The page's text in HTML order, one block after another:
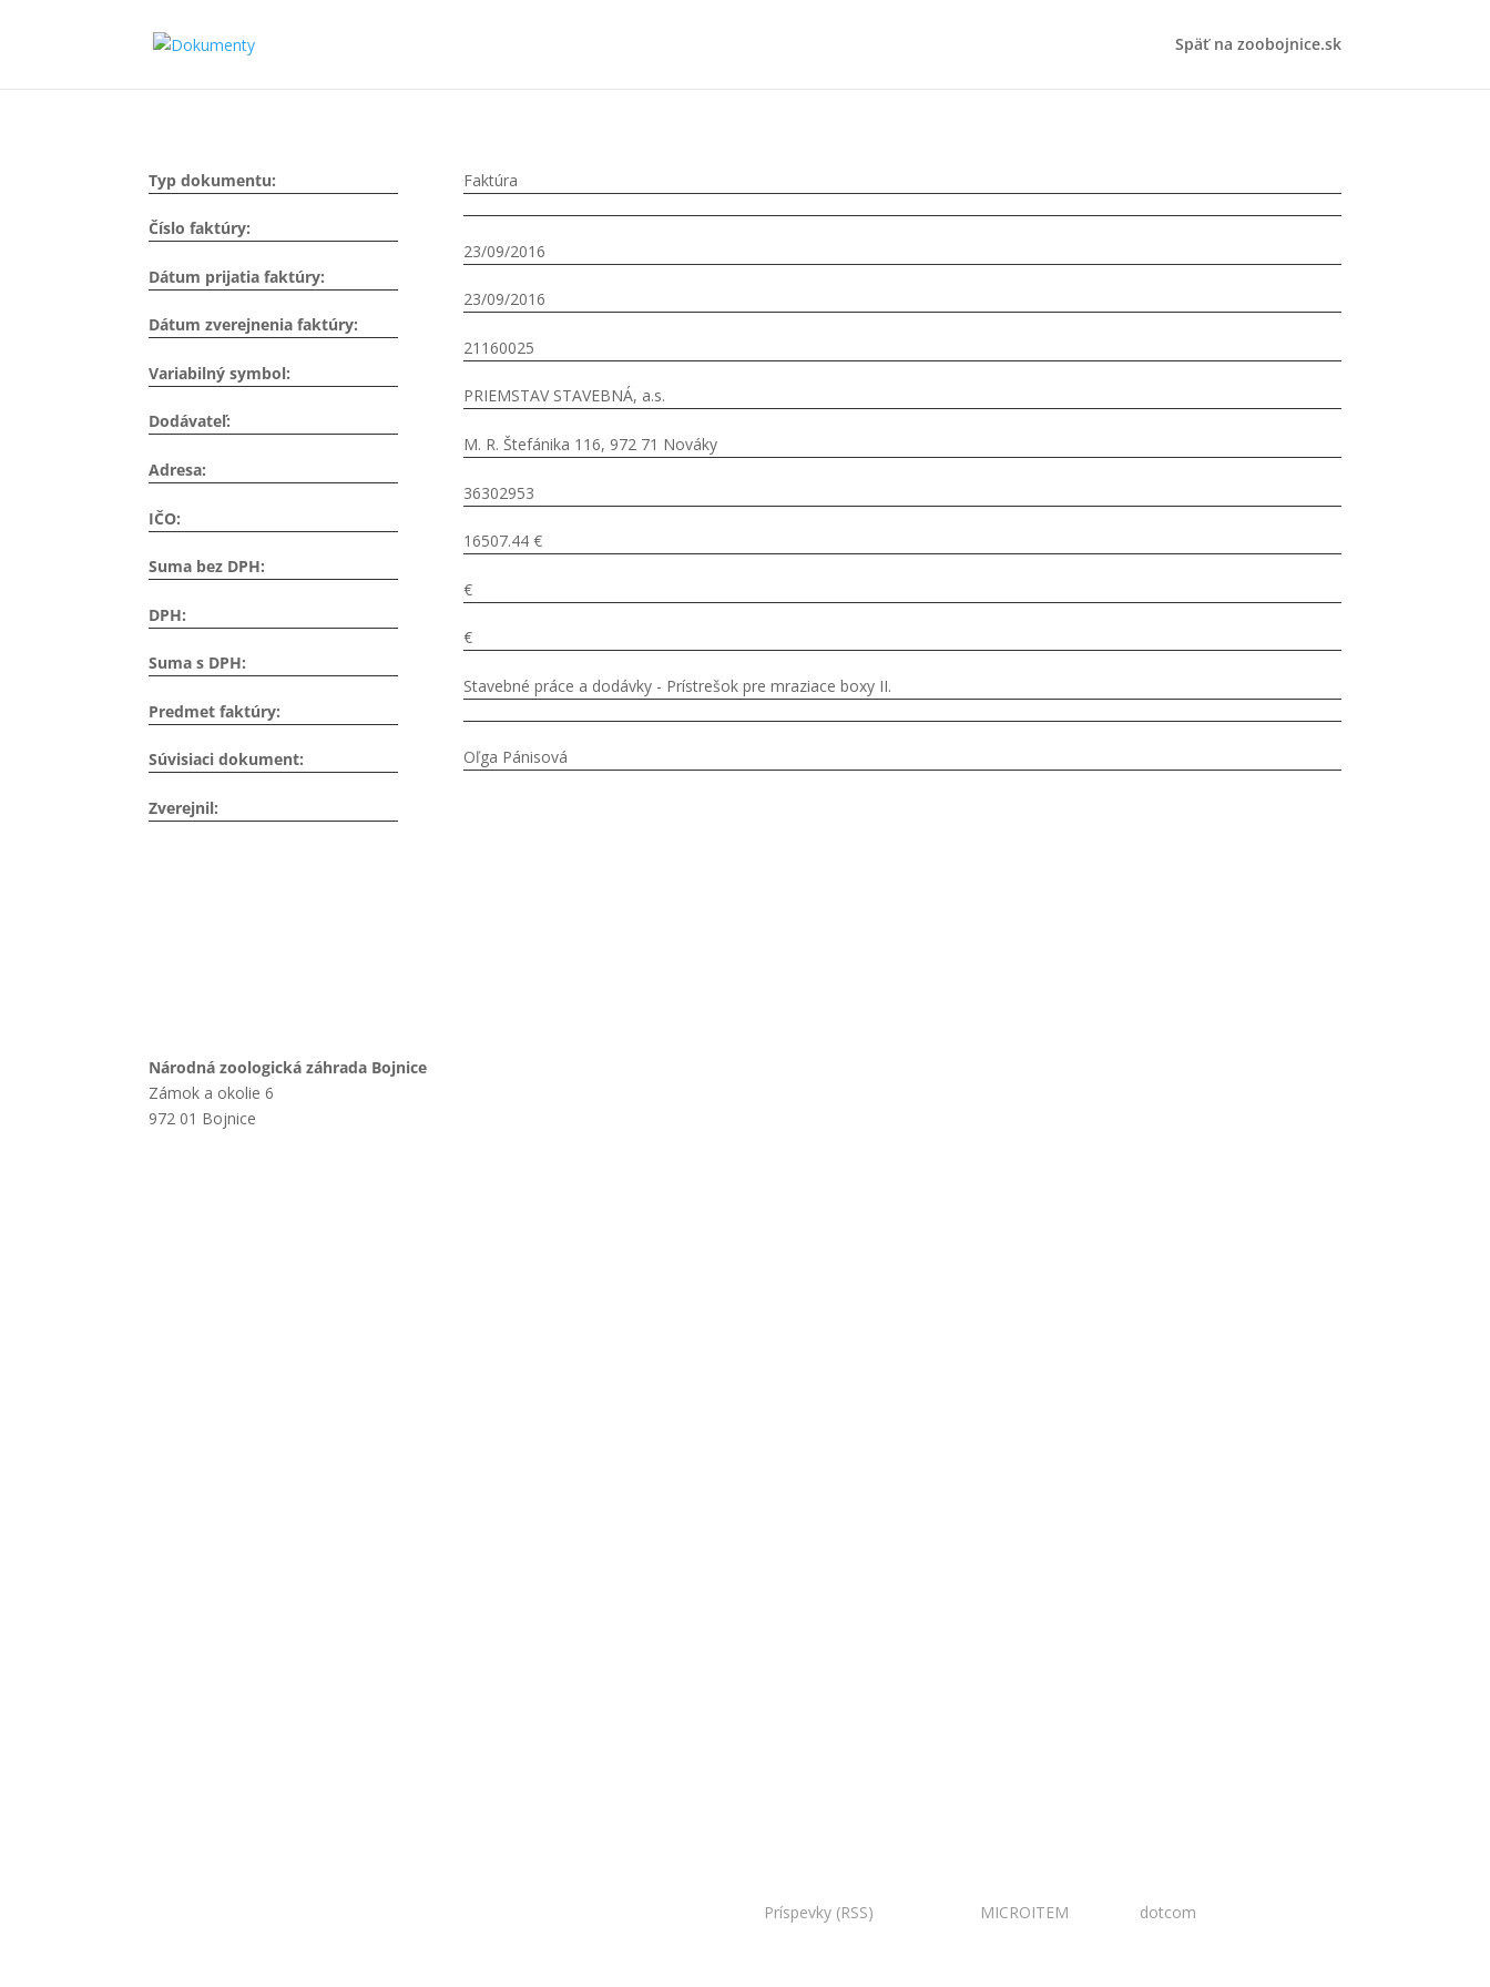
Späť na zoobojnice.sk
Typ dokumentu:
Číslo faktúry:
Dátum prijatia faktúry:
Dátum zverejnenia faktúry:
Variabilný symbol:
Dodávateľ:
Adresa:
IČO:
Suma bez DPH:
DPH:
Suma s DPH:
Predmet faktúry:
Súvisiaci dokument:
Zverejnil:
Faktúra
23/09/2016
23/09/2016
21160025
PRIEMSTAV STAVEBNÁ, a.s.
M. R. Štefánika 116, 972 71 Nováky
36302953
16507.44 €
€
€
Stavebné práce a dodávky - Prístrešok pre mraziace boxy II.
Oľga Pánisová
Národná zoologická záhrada Bojnice
Zámok a okolie 6
972 01 Bojnice
Príspevky (RSS) MICROITEM dotcom